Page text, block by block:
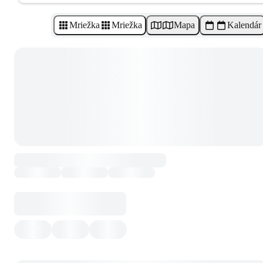
Mriežka Mriežka Mapa Kalendár